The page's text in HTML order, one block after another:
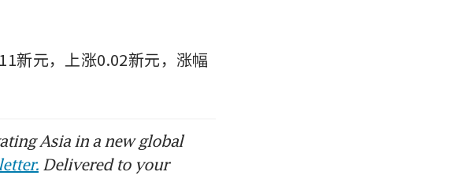
新元，上涨0.02新元，涨幅
Asia in a new global
Delivered to your